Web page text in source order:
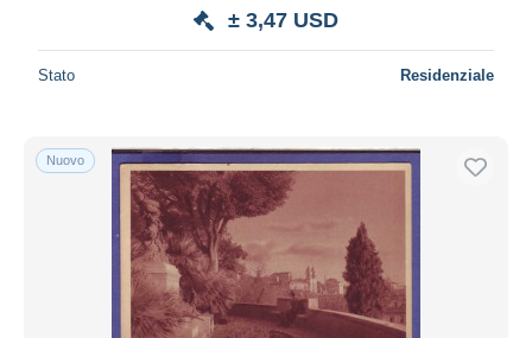
± 3,47 USD
Stato Residenziale
Nuovo